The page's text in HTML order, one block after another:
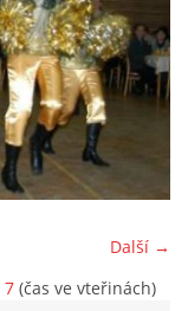
Další →
7 (čas ve vteřinách)